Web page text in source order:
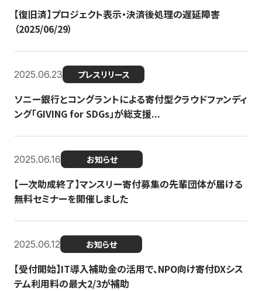
【復旧済】プロジェクト表示・決済後処理の遅延障害
（2025/06/29）
2025.06.23 プレスリリース
ソニー銀行とコングラントによる寄付型クラウドファンディ
ング「GIVING for SDGs」が総支援...
2025.06.16 お知らせ
【一次助成終了】マンスリー寄付募集の先輩団体が届ける
無料セミナーを開催しました
2025.06.12 お知らせ
【受付開始】IT導入補助金の活用で、NPO向け寄付DXシス
テム利用料の最大2/3が補助